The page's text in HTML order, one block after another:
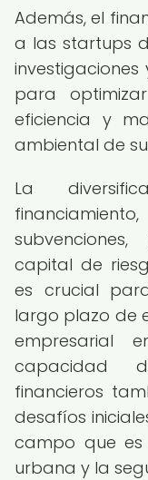
Además, el
a las startups
para
eficiencia y
ambiental de
La
capital de
es crucial
largo plazo de
empresarial
capacidad
financieros
desafíos
campo que
urbana y la